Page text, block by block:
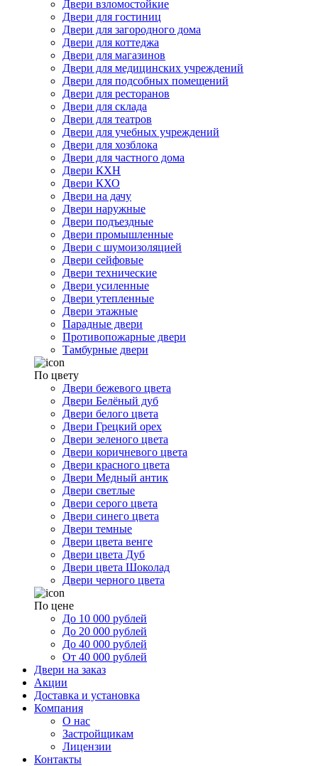
Двери взломостойкие
Двери для гостиниц
Двери для загородного дома
Двери для коттеджа
Двери для магазинов
Двери для медицинских учреждений
Двери для подсобных помещений
Двери для ресторанов
Двери для склада
Двери для театров
Двери для учебных учреждений
Двери для хозблока
Двери для частного дома
Двери КХН
Двери КХО
Двери на дачу
Двери наружные
Двери подъездные
Двери промышленные
Двери с шумоизоляцией
Двери сейфовые
Двери технические
Двери усиленные
Двери утепленные
Двери этажные
Парадные двери
Противопожарные двери
Тамбурные двери
По цвету
Двери бежевого цвета
Двери Белёный дуб
Двери белого цвета
Двери Грецкий орех
Двери зеленого цвета
Двери коричневого цвета
Двери красного цвета
Двери Медный антик
Двери светлые
Двери серого цвета
Двери синего цвета
Двери темные
Двери цвета венге
Двери цвета Дуб
Двери цвета Шоколад
Двери черного цвета
По цене
До 10 000 рублей
До 20 000 рублей
До 40 000 рублей
От 40 000 рублей
Двери на заказ
Акции
Доставка и установка
Компания
О нас
Застройщикам
Лицензии
Контакты